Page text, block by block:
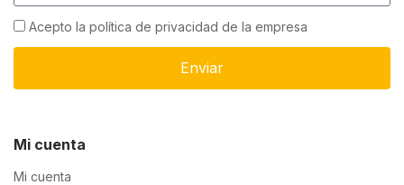
Acepto la política de privacidad de la empresa
Enviar
Mi cuenta
Mi cuenta